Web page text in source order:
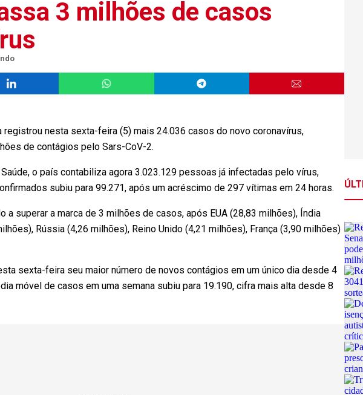
3 milhões de casos
registrou nesta sexta-feira (5) mais 24.036 casos do novo coronavírus,
de contágios pelo Sars-CoV-2.
o país contabiliza agora 3.023.129 pessoas já infectadas pelo vírus,
subiu para 99.271, após um acréscimo de 297 vítimas em 24 horas.
a superar a marca de 3 milhões de casos, após EUA (28,83 milhões), Índia
Rússia (4,26 milhões), Reino Unido (4,21 milhões), França (3,90 milhões)
sexta-feira seu maior número de novos contágios em um único dia desde 4
móvel de casos em uma semana subiu para 19.190, cifra mais alta desde 8